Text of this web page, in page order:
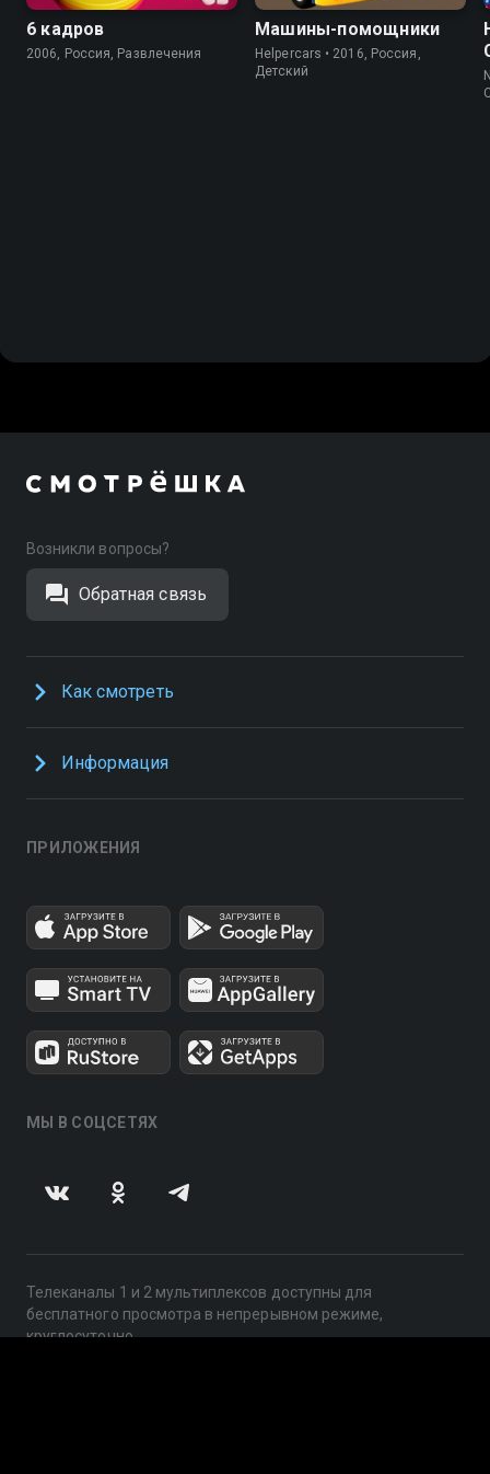
6 кадров
2006, Россия, Развлечения
Машины-помощники
Helpercars • 2016, Россия,
Детский
Возникли вопросы?
Обратная связь
Как смотреть
Информация
ПРИЛОЖЕНИЯ
МЫ В СОЦСЕТЯХ
Телеканалы 1 и 2 мультиплексов доступны для
бесплатного просмотра в непрерывном режиме,
круглосуточно.